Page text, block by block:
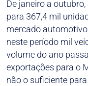
De janeiro a
para 367,4 mil
mercado
neste período mil
volume do ano
exportações para o
não o suficiente